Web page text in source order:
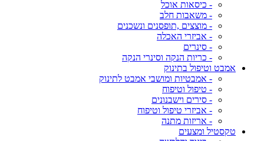
- כיסאות אוכל
- משאבות חלב
- מוצצים ,תופסנים ונשכנים
- אביזרי האכלה
- סינרים
- כריות הנקה וסינרי הנקה
אמבט וטיפול בתינוק
- אמבטיות ומושבי אמבט לתינוק
- טיפול וטיפוח
- סירים וישבנונים
- אביזרי טיפול וטיפוח
- אריזות מתנה
טקסטיל ומצעים